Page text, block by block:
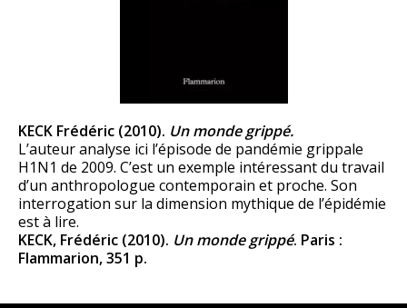
KECK Frédéric (2010). Un monde grippé.
L’auteur analyse ici l’épisode de pandémie grippale
H1N1 de 2009. C’est un exemple intéressant du travail
d’un anthropologue contemporain et proche. Son
interrogation sur la dimension mythique de l’épidémie
est à lire.
KECK, Frédéric (2010). Un monde grippé. Paris :
Flammarion, 351 p.